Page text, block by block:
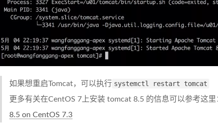
如果想重启Tomcat，可以执行 systemctl restart tomcat
更多有关在CentOS 7上安装 tomcat 8.5 的信息可以参考这里
8.5 on CentOS 7.3